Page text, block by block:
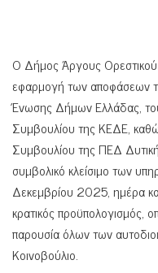
Ο Δήμος Άργους Ορεστικού
εφαρμογή των αποφάσεων
Ένωσης Δήμων Ελλάδας,
Συμβουλίου της ΚΕΔΕ,
Συμβουλίου της ΠΕΔ
συμβολικό κλείσιμο των
Δεκεμβρίου 2025, ημέρα
κρατικός προϋπολογισμός,
παρουσία όλων των
Κοινοβούλιο.